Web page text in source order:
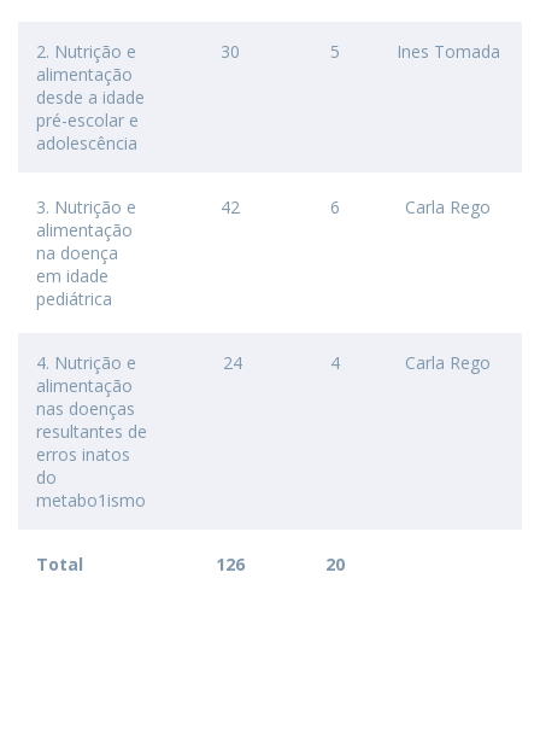
2. Nutrição e
alimentação
desde a idade
pré-escolar e
adolescência
30 5 Ines Tomada
3. Nutrição e
alimentação
na doença
em idade
pediátrica
42 6 Carla Rego
4. Nutrição e
alimentação
nas doenças
resultantes de
erros inatos
do
metabo1ismo
24 4 Carla Rego
Total 126 20